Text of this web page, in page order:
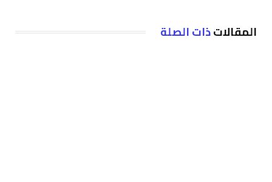
المقالاتذات الصلة